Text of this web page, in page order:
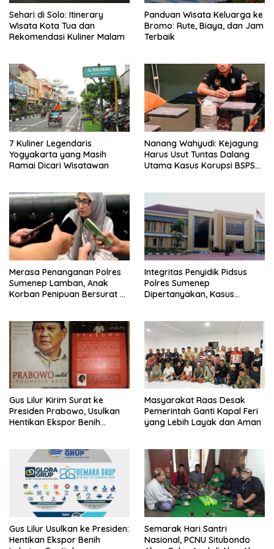
Sehari di Solo: Itinerary
Wisata Kota Tua dan
Rekomendasi Kuliner Malam
Panduan Wisata Keluarga ke
Bromo: Rute, Biaya, dan Jam
Terbaik
7 Kuliner Legendaris
Yogyakarta yang Masih
Ramai Dicari Wisatawan
Nanang Wahyudi: Kejagung
Harus Usut Tuntas Dalang
Utama Kasus Korupsi BSPS
Merasa Penanganan Polres
Sumenep Lamban, Anak
Korban Penipuan Bersurat ke
Integritas Penyidik Pidsus
Polres Sumenep
Dipertanyakan, Kasus
Kepastian
Gus Lilur Kirim Surat ke
Presiden Prabowo, Usulkan
Hentikan Ekspor Benih
Masyarakat Raas Desak
Pemerintah Ganti Kapal Feri
yang Lebih Layak dan Aman
Gus Lilur Usulkan ke Presiden:
Hentikan Ekspor Benih
Semarak Hari Santri
Nasional, PCNU Situbondo